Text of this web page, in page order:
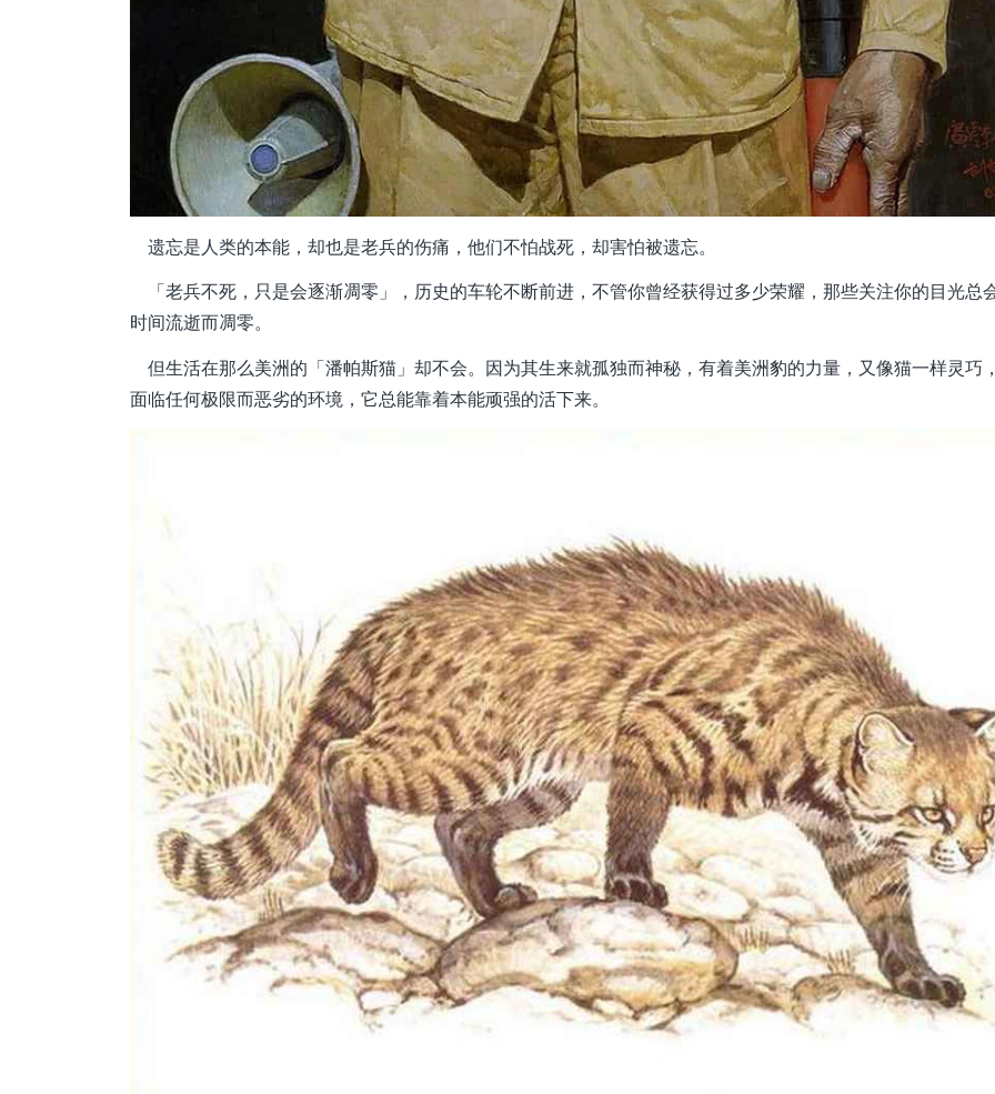
遗忘是人类的本能，却也是老兵的伤痛，他们不怕战死，却害怕被遗忘。
「老兵不死，只是会逐渐凋零」，历史的车轮不断前进，不管你曾经获得过多少荣耀，那些关注你的目光总
时间流逝而凋零。
但生活在那么美洲的「潘帕斯猫」却不会。因为其生来就孤独而神秘，有着美洲豹的力量，又像猫一样灵巧
面临任何极限而恶劣的环境，它总能靠着本能顽强的活下来。